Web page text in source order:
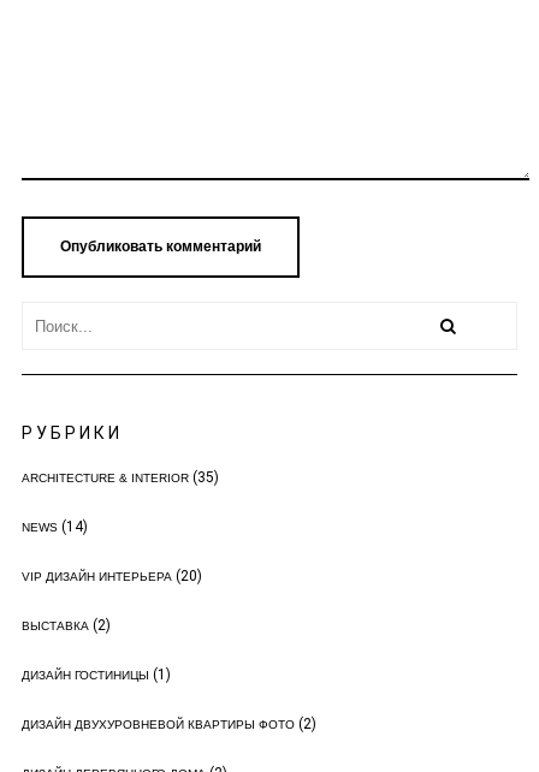
РУБРИКИ
ARCHITECTURE & INTERIOR(35)
NEWS(14)
VIP ДИЗАЙН ИНТЕРЬЕРА(20)
ВЫСТАВКА(2)
ДИЗАЙН ГОСТИНИЦЫ (1)
ДИЗАЙН ДВУХУРОВНЕВОЙ КВАРТИРЫ ФОТО(2)